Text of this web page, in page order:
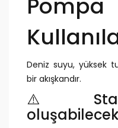
Pompa
Deniz suyu, yüksek
bir akışkandır.
⚠️